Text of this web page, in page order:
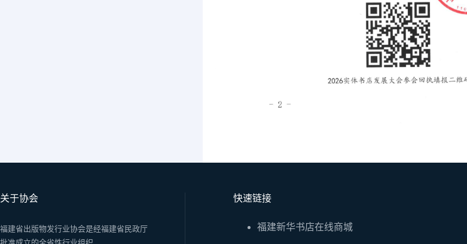
关于协会
福建省出版物发行业协会是经福建省民政厅
快速链接
福建新华书店在线商城